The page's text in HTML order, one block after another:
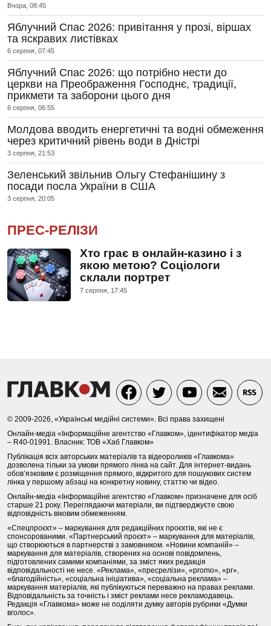
Вчора, 08:45
Яблучний Спас 2026: привітання у прозі, віршах
та яскравих листівках
6 серпня, 07:45
Яблучний Спас 2026: що потрібно нести до
церкви на Преображення Господнє, традиції,
прикмети та заборони цього дня
6 серпня, 06:55
Молдова вводить енергетичні та водні обмеження
через критичний рівень води в Дністрі
3 серпня, 21:53
Зеленський звільнив Ольгу Стефанішину з
посади посла України в США
3 серпня, 20:05
ПРЕС-РЕЛІЗИ
Хто грає в онлайн-казино і з
якою метою? Соціологи
склали портрет
7 серпня, 17:45
© 2009-2026, «Українські медійні системи». Всі права захищені
Онлайн-медіа «Інформаційне агентство «Главком», ідентифікатор медіа
– R40-01991. Власник: ТОВ «Хаб Главком»
Публікація всіх авторських матеріалів та відеороликів «Главкома»
дозволена тільки за умови прямого лінка на сайт. Для інтернет-видань
обов’язковим є розміщення прямого, відкритого для пошукових систем
лінка у першому абзаці на конкретну новину, статтю чи відео.
Онлайн-медіа «Інформаційне агентство «Главком» призначене для осіб
старше 21 року. Переглядаючи матеріали, ви підтверджуєте свою
відповідність віковим обмеженням.
«Спецпроєкт» – маркування для редакційних проєктів, які не є
спонсорованими. «Партнерський проєкт» – маркування для матеріалів,
що створюються в партнерстві з замовником. «Новини компаній» –
маркування для матеріалів, створених на основі повідомлень,
підготовлених самими компаніями, за зміст яких редакція
відповідальності не несе. «Реклама», «пресрелізи», «promo», «pr»,
«благодійність», «соціальна ініціатива», «соціальна реклама» –
маркування матеріалів, які публікуються переважно на правах реклами.
Відповідальність за точність і зміст реклами несе рекламодавець.
Редакція «Главкома» може не поділяти думку авторів рубрики «Думки
вголос».